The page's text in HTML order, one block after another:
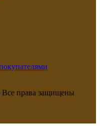
Все права защищены